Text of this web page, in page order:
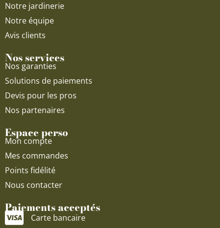
Notre jardinerie
Notre équipe
Avis clients
Nos services
Nos garanties
Solutions de paiements
Devis pour les pros
Nos partenaires
Espace perso
Mon compte
Mes commandes
Points fidélité
Nous contacter
Paiements acceptés
Carte bancaire